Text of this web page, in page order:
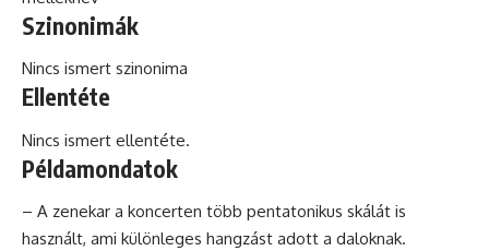
Szinonimák
Nincs ismert szinonima
Ellentéte
Nincs ismert ellentéte.
Példamondatok
– A zenekar a koncerten több pentatonikus skálát is
használt, ami különleges hangzást adott a daloknak.